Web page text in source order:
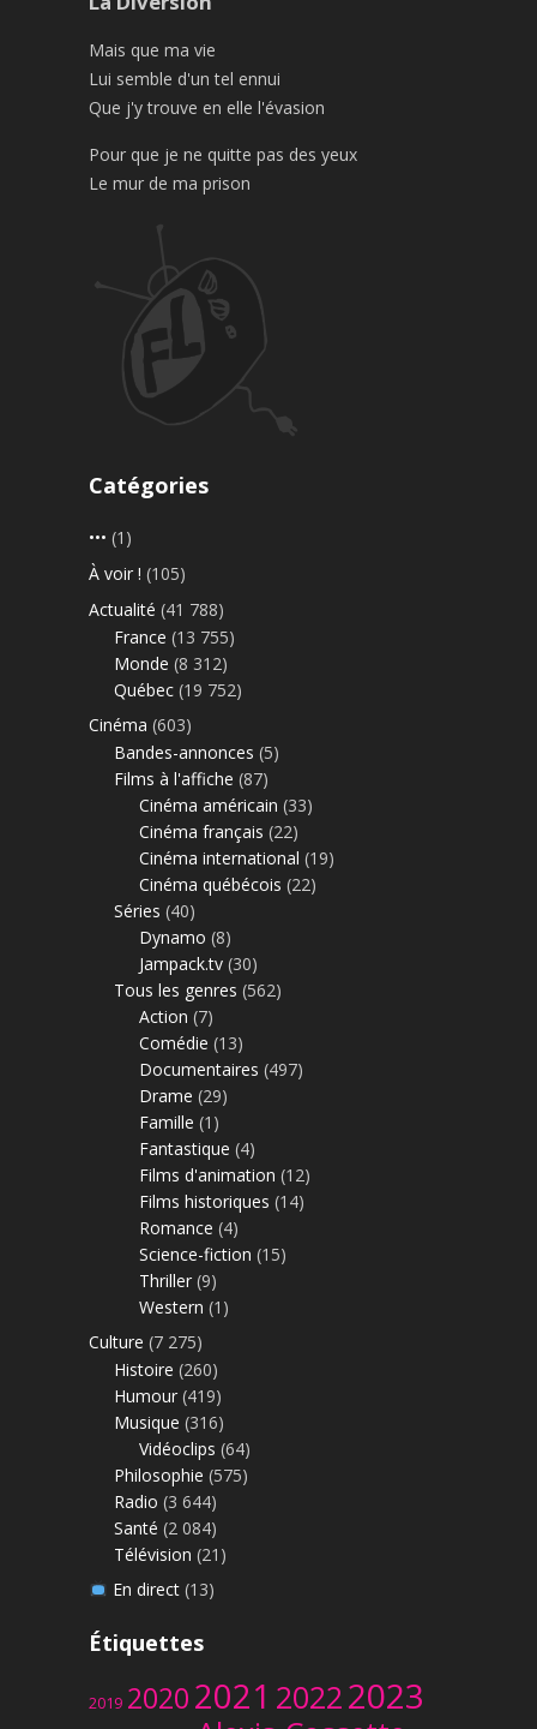
Mais que ma vie
Lui semble d'un tel ennui
Que j'y trouve en elle l'évasion
Pour que je ne quitte pas des yeux
Le mur de ma prison
Catégories
••• (1)
À voir ! (105)
Actualité (41 788)
France (13 755)
Monde (8 312)
Québec (19 752)
Cinéma (603)
Bandes-annonces (5)
Films à l'affiche (87)
Cinéma américain (33)
Cinéma français (22)
Cinéma international (19)
Cinéma québécois (22)
Séries (40)
Dynamo (8)
Jampack.tv (30)
Tous les genres (562)
Action (7)
Comédie (13)
Documentaires (497)
Drame (29)
Famille (1)
Fantastique (4)
Films d'animation (12)
Films historiques (14)
Romance (4)
Science-fiction (15)
Thriller (9)
Western (1)
Culture (7 275)
Histoire (260)
Humour (419)
Musique (316)
Vidéoclips (64)
Philosophie (575)
Radio (3 644)
Santé (2 084)
Télévision (21)
En direct(13)
Étiquettes
2019 20202021 20222023